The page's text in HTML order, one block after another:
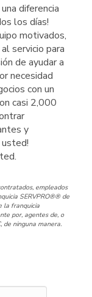
diferencia
los días!
motivados,
servicio para
de ayudar a
necesidad
con un
casi 2,000
y
empleados
SERVPRO®® de
la franquicia
por, agentes de, o
de ninguna manera.